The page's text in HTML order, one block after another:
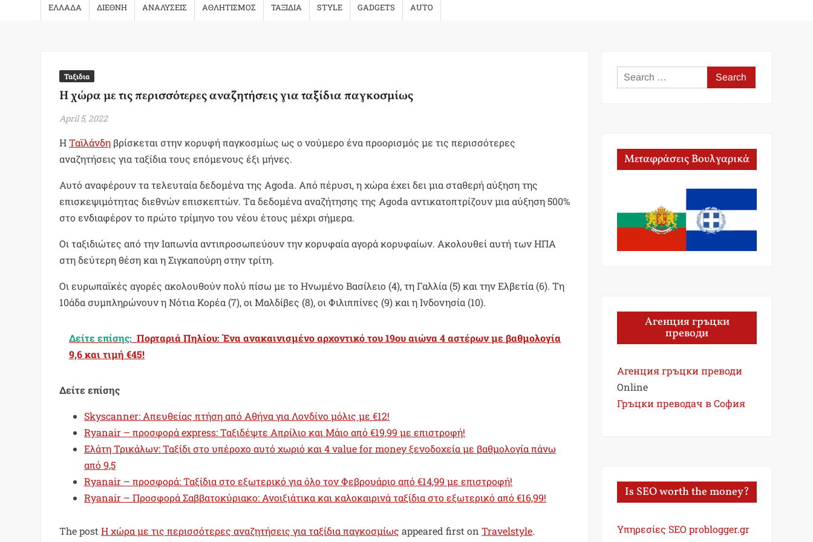
ΕΛΛΑΔΑ ΔΙΕΘΝΗ ΑΝΑΛΥΣΕΙΣ ΑΘΛΗΤΙΣΜΟΣ ΤΑΞΙΔΙΑ STYLE GADGETS AUTO
Ταξιδια
Η χώρα με τις περισσότερες αναζητήσεις για ταξίδια παγκοσμίως
April 5, 2022
ΗΤαϊλάνδη βρίσκεται στην κορυφή παγκοσμίως ως ο νούμερο ένα προορισμός με τις περισσότερες
αναζητήσεις για ταξίδια τους επόμενους έξι μήνες.
Αυτό αναφέρουν τα τελευταία δεδομένα της Agoda. Από πέρυσι, η χώρα έχει δει μια σταθερή αύξηση της
επισκεψιμότητας διεθνών επισκεπτών. Tα δεδομένα αναζήτησης της Agoda αντικατοπτρίζουν μια αύξηση 500%
στο ενδιαφέρον το πρώτο τρίμηνο του νέου έτους μέχρι σήμερα.
Οι ταξιδιώτες από την Ιαπωνία αντιπροσωπεύουν την κορυφαία αγορά κορυφαίων. Ακολουθεί αυτή των ΗΠΑ
στη δεύτερη θέση και η Σιγκαπούρη στην τρίτη.
Οι ευρωπαϊκές αγορές ακολουθούν πολύ πίσω με το Ηνωμένο Βασίλειο (4), τη Γαλλία (5) και την Ελβετία (6). Τη
10άδα συμπληρώνουν η Νότια Κορέα (7), οι Μαλδίβες (8), οι Φιλιππίνες (9) και η Ινδονησία (10).
Δείτε επίσης: Πορταριά Πηλίου: Ένα ανακαινισμένο αρχοντικό του 19ου αιώνα 4 αστέρων με βαθμολογία
9,6 και τιμή €45!
Δείτε επίσης
Skyscanner: Απευθείας πτήση από Αθήνα για Λονδίνο μόλις με €12!
Ryanair – προσφορά express: Ταξιδέψτε Απρίλιο και Μάιο από €19,99 με επιστροφή!
Ελάτη Τρικάλων: Ταξίδι στο υπέροχο αυτό χωριό και 4 value for money ξενοδοχεία με βαθμολογία πάνω
από 9,5
Ryanair – προσφορά: Ταξίδια στο εξωτερικό για όλο τον Φεβρουάριο από €14,99 με επιστροφή!
Ryanair – Προσφορά Σαββατοκύριακο: Ανοιξιάτικα και καλοκαιρινά ταξίδια στο εξωτερικό από €16,99!
The postΗ χώρα με τις περισσότερες αναζητήσεις για ταξίδια παγκοσμίως appeared first onTravelstyle.
Search
for:
Μεταφράσεις Βουλγαρικά
Агенция гръцки
преводи
Агенция гръцки преводи
Online
Гръцки преводач в София
Is SEO worth the money?
Υπηρεσίες SEO problogger.gr